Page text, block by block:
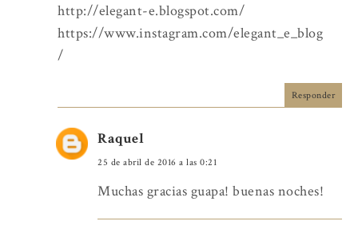
http://elegant-e.blogspot.com/
https://www.instagram.com/elegant_e_blog
/
Responder
Raquel
25 de abril de 2016 a las 0:21
Muchas gracias guapa! buenas noches!